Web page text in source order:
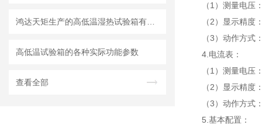
高低温试验箱的各种实际功能参数
查看全部
（1）测量电压
（2）显示精度
（3）动作方式
4.电流表：
（1）测量电压
（2）显示精度
（3）动作方式
5.基本配置：